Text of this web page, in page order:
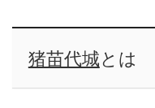
猪苗代城とは